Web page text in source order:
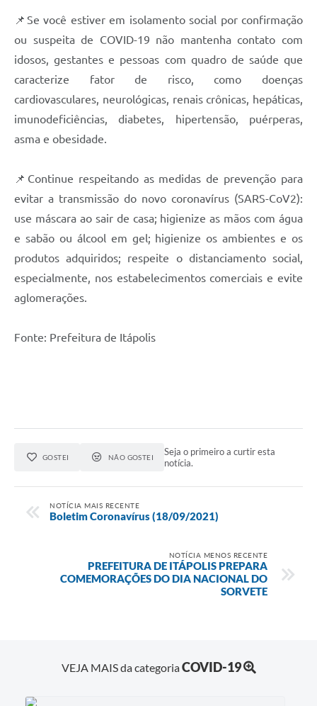
📌Se você estiver em isolamento social por confirmação
ou suspeita de COVID-19 não mantenha contato com
idosos, gestantes e pessoas com quadro de saúde que
caracterize fator de risco, como doenças
cardiovasculares, neurológicas, renais crônicas, hepáticas,
imunodeficiências, diabetes, hipertensão, puérperas,
asma e obesidade.
📌Continue respeitando as medidas de prevenção para
evitar a transmissão do novo coronavírus (SARS-CoV2):
use máscara ao sair de casa; higienize as mãos com água
e sabão ou álcool em gel; higienize os ambientes e os
produtos adquiridos; respeite o distanciamento social,
especialmente, nos estabelecimentos comerciais e evite
aglomerações.
Fonte: Prefeitura de Itápolis
GOSTEI NÃO GOSTEI
Seja o primeiro a curtir esta
notícia.
NOTÍCIA MAIS RECENTE
Boletim Coronavírus (18/09/2021)
NOTÍCIA MENOS RECENTE
PREFEITURA DE ITÁPOLIS PREPARA
COMEMORAÇÕES DO DIA NACIONAL DO
SORVETE
VEJA MAIS da categoriaCOVID-19